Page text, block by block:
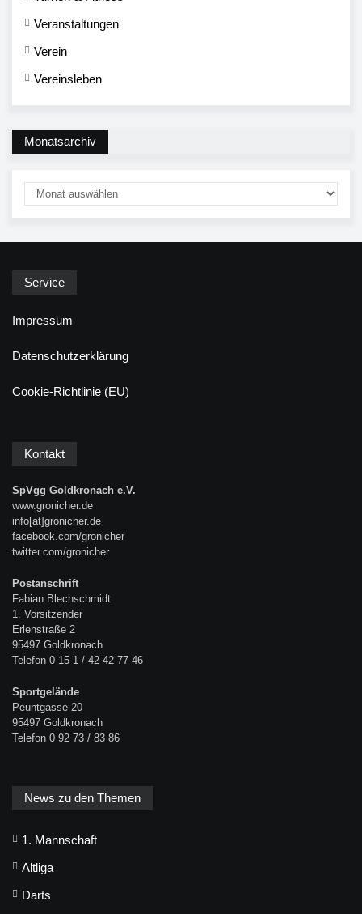
Veranstaltungen
Verein
Vereinsleben
Monatsarchiv
Service
Impressum
Datenschutzerklärung
Cookie-Richtlinie (EU)
Kontakt
SpVgg Goldkronach e.V.
www.gronicher.de
info[at]gronicher.de
facebook.com/gronicher
twitter.com/gronicher
Postanschrift
Fabian Blechschmidt
1. Vorsitzender
Erlenstraße 2
95497 Goldkronach
Telefon 0 15 1 / 42 42 77 46
Sportgelände
Peuntgasse 20
95497 Goldkronach
Telefon 0 92 73 / 83 86
News zu den Themen
1. Mannschaft
Altliga
Darts